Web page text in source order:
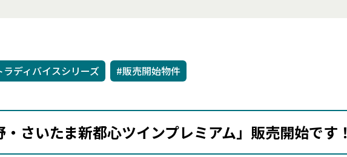
ラディバイスシリーズ #販売開始物件
・さいたま新都心ツインプレミアム」販売開始です！